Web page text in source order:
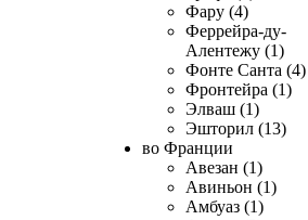
Фару (4)
Феррейра-ду-
Алентежу (1)
Фонте Санта (4)
Фронтейра (1)
Элваш (1)
Эшторил (13)
во Франции
Авезан (1)
Авиньон (1)
Амбуаз (1)